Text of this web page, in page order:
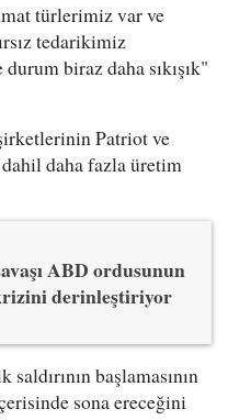
türlerimiz var ve
tedarikimiz
biraz daha sıkışık"
Patriot ve
daha fazla üretim
ABD ordusunun
derinleştiriyor
başlamasının
sona ereceğini